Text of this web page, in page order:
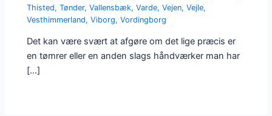
Thisted,Tønder,Vallensbæk,Varde,Vejen,Vejle,
Vesthimmerland,Viborg,Vordingborg
Det kan være svært at afgøre om det lige præcis er
en tømrer eller en anden slags håndværker man har
[…]